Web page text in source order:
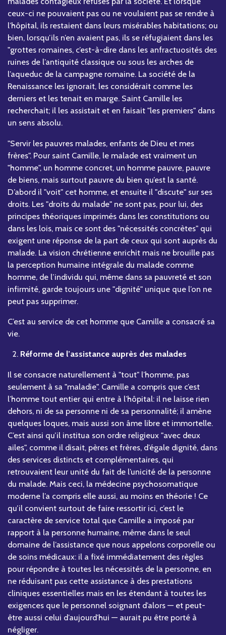
ceux-ci ne pouvaient pas ou ne voulaient pas se rendre à
l’hôpital, ils restaient dans leurs misérables habitations; ou
bien, lorsqu’ils n’en avaient pas, ils se réfugiaient dans les
"grottes romaines, c’est-à-dire dans les anfractuosités des
ruines de l’antiquité classique ou sous les arches de
l’aqueduc de la campagne romaine. La société de la
Renaissance les ignorait, les considérait comme les
derniers et les tenait en marge. Saint Camille les
recherchait; il les assistait et en faisait "les premiers" dans
un sens absolu.
"Servir les pauvres malades, enfants de Dieu et mes
frères". Pour saint Camille, le malade est vraiment un
"homme", un homme concret, un homme pauvre, pauvre
de biens, mais surtout pauvre du bien qu’est la santé.
D’abord il "voit" cet homme, et ensuite il "discute" sur ses
droits. Les "droits du malade" ne sont pas, pour lui, des
principes théoriques imprimés dans les constitutions ou
dans les lois, mais ce sont des "nécessités concrètes" qui
exigent une réponse de la part de ceux qui sont auprès du
malade. La vision chrétienne enrichit mais ne brouille pas
la perception humaine intégrale du malade comme
homme, de l’individu qui, même dans sa pauvreté et son
infirmité, garde toujours une "dignité" unique que l’on ne
peut pas supprimer.
C’est au service de cet homme que Camille a consacré sa
vie.
Réforme de l’assistance auprès des malades
Il se consacre naturellement à "tout" l’homme, pas
seulement à sa "maladie". Camille a compris que c’est
l’homme tout entier qui entre à l’hôpital: il ne laisse rien
dehors, ni de sa personne ni de sa personnalité; il amène
quelques loques, mais aussi son âme libre et immortelle.
C’est ainsi qu’il institua son ordre religieux "avec deux
ailes", comme il disait, pères et frères, d’égale dignité, dans
des services distincts et complémentaires, qui
retrouvaient leur unité du fait de l’unicité de la personne
du malade. Mais ceci, la médecine psychosomatique
moderne l’a compris elle aussi, au moins en théorie ! Ce
qu’il convient surtout de faire ressortir ici, c’est le
caractère de service total que Camille a imposé par
rapport à la personne humaine, même dans le seul
domaine de l’assistance que nous appelons corporelle ou
de soins médicaux: il a fixé immédiatement des règles
pour répondre à toutes les nécessités de la personne, en
ne réduisant pas cette assistance à des prestations
cliniques essentielles mais en les étendant à toutes les
exigences que le personnel soignant d’alors — et peut-
être aussi celui d’aujourd’hui — aurait pu être porté à
négliger.